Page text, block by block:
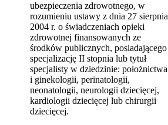
ubezpieczenia zdrowotnego, w
rozumieniu ustawy z dnia 27 sierpnia
2004 r. o świadczeniach opieki
zdrowotnej finansowanych ze
środków publicznych, posiadającego
specjalizację II stopnia lub tytuł
specjalisty w dziedzinie: położnictwa
i ginekologii, perinatologii,
neonatologii, neurologii dziecięcej,
kardiologii dziecięcej lub chirurgii
dziecięcej.